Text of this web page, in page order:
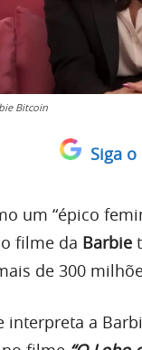
Bitcoin
Siga
um “épico
filme da Barbie
de 300
interpreta a